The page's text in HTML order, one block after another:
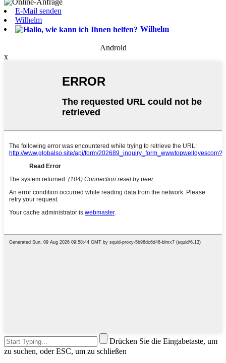
E-Mail senden
Wilhelm
Wilhelm
Android
x
Drücken Sie die Eingabetaste, um
zu suchen, oder ESC, um zu schließen